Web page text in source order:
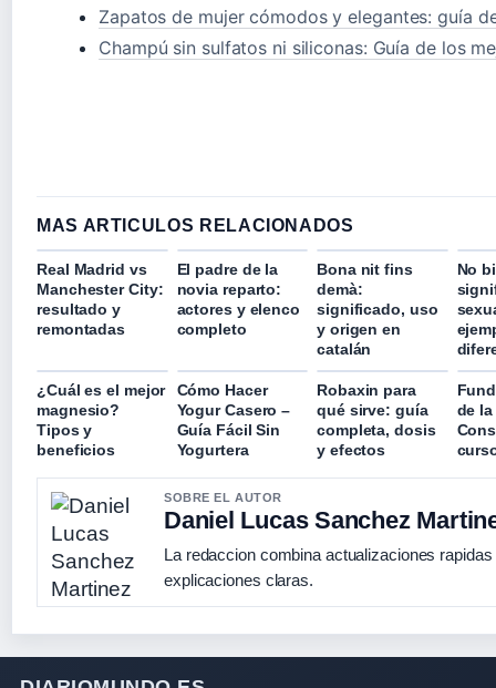
Zapatos de mujer cómodos y elegantes: guía
Champú sin sulfatos ni siliconas: Guía de los
MAS ARTICULOS RELACIONADOS
Real Madrid vs
Manchester City:
resultado y
remontadas
El padre de la
novia reparto:
actores y elenco
completo
Bona nit fins
demà:
significado, uso
y origen en
catalán
No
¿Cuál es el mejor
magnesio?
Tipos y
beneficios
Cómo Hacer
Yogur Casero –
Guía Fácil Sin
Yogurtera
Robaxin para
qué sirve: guía
completa, dosis
y efectos
de la
SOBRE EL AUTOR
Daniel Lucas Sanchez
La redaccion combina actualizaciones rapidas
explicaciones claras.